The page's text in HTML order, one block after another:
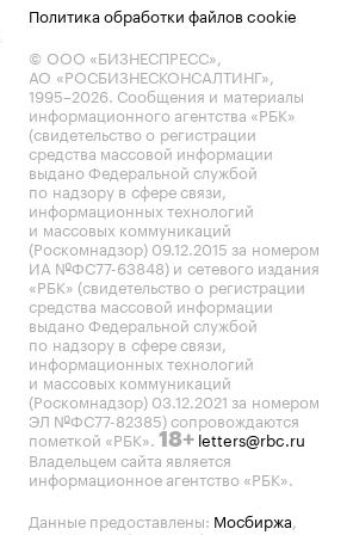
Политика обработки файлов cookie
© ООО «БИЗНЕСПРЕСС»,
АО «РОСБИЗНЕСКОНСАЛТИНГ»,
1995–2026. Сообщения и материалы
информационного агентства «РБК»
(свидетельство о регистрации
средства массовой информации
выдано Федеральной службой
по надзору в сфере связи,
информационных технологий
и массовых коммуникаций
(Роскомнадзор) 09.12.2015 за номером
ИА №ФС77-63848) и сетевого издания
«РБК» (свидетельство о регистрации
средства массовой информации
выдано Федеральной службой
по надзору в сфере связи,
информационных технологий
и массовых коммуникаций
(Роскомнадзор) 03.12.2021 за номером
ЭЛ №ФС77-82385) сопровождаются
пометкой «РБК». 18+ letters@rbc.ru
Владельцем сайта является
информационное агентство «РБК».
Данные предоставлены: Мосбиржа,